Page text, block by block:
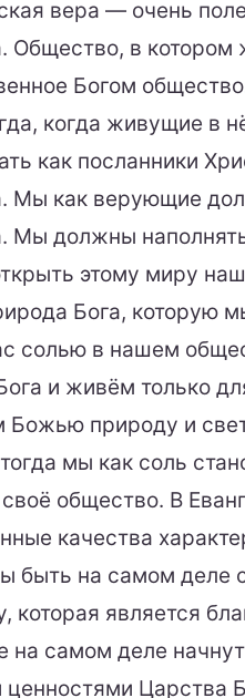
вера — очень
Общество, в
Богом
когда живущие в
как посланники
Мы как верующие
Мы должны
этому миру
Бога, которую
солью в нашем
и живём только
Божью природу и
мы как соль
общество. В
качества
быть на самом деле
которая является
на самом деле
ценностями Царства